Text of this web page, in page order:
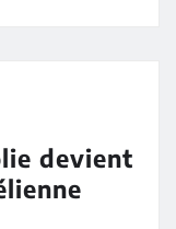
devient